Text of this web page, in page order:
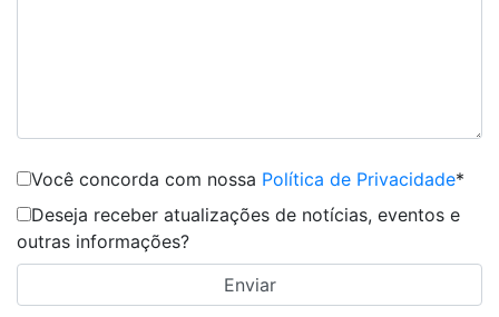
Você concorda com nossa Política de Privacidade*
Deseja receber atualizações de notícias, eventos e
outras informações?